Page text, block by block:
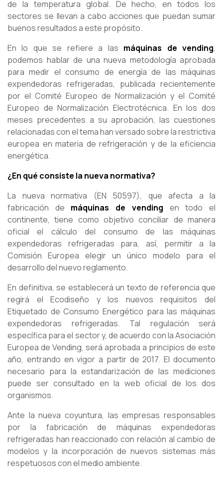
de la temperatura global. De hecho, en todos los
sectores se llevan a cabo acciones que puedan sumar
buenos resultados a este propósito.
En lo que se refiere a las máquinas de vending,
podemos hablar de una nueva metodología aprobada
para medir el consumo de energía de las máquinas
expendedoras refrigeradas, publicada recientemente
por el Comité Europeo de Normalización y el Comité
Europeo de Normalización Electrotécnica. En los dos
meses precedentes a su aprobación, las cuestiones
relacionadas con el tema han versado sobre la restrictiva
europea en materia de refrigeración y de la eficiencia
energética.
¿En qué consiste la nueva normativa?
La nueva normativa (EN 50597), que afecta a la
fabricación de máquinas de vending en todo el
continente, tiene como objetivo conciliar de manera
oficial el cálculo del consumo de las máquinas
expendedoras refrigeradas para, así, permitir a la
Comisión Europea elegir un único modelo para el
desarrollo del nuevo reglamento.
En definitiva, se establecerá un texto de referencia que
regirá el Ecodiseño y los nuevos requisitos del
Etiquetado de Consumo Energético para las máquinas
expendedoras refrigeradas. Tal regulación será
específica para el sector y, de acuerdo con la Asociación
Europea de Vending, será aprobada a principios de este
año, entrando en vigor a partir de 2017. El documento
necesario para la estandarización de las mediciones
puede ser consultado en la web oficial de los dos
organismos.
Ante la nueva coyuntura, las empresas responsables
por la fabricación de máquinas expendedoras
refrigeradas han reaccionado con relación al cambio de
modelos y la incorporación de nuevos sistemas más
respetuosos con el medio ambiente.